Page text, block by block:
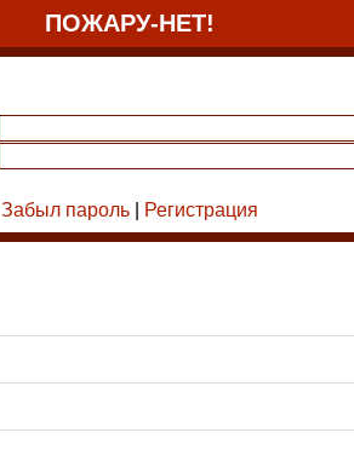
ПОЖАРУ-НЕТ!
Забыл пароль
Регистрация